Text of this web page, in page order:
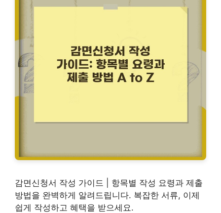
감면신청서 작성 가이드 | 항목별 작성 요령과 제출
방법을 완벽하게 알려드립니다. 복잡한 서류, 이제
쉽게 작성하고 혜택을 받으세요.